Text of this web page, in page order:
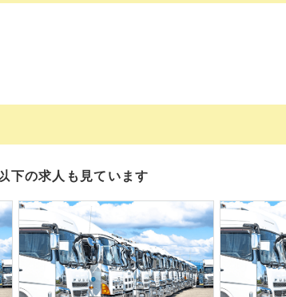
下の求人も見ています